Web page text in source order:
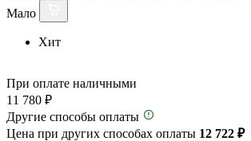
Мало
Хит
При оплате наличными
11 780 ₽
Другие способы оплаты
Цена при других способах оплаты 12 722 ₽